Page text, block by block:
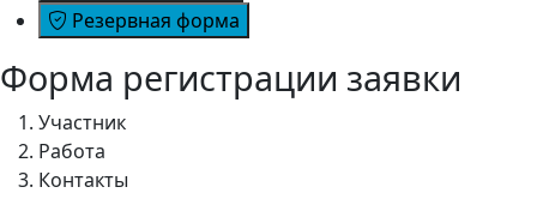
Резервная форма
Форма регистрации заявки
Участник
Работа
Контакты